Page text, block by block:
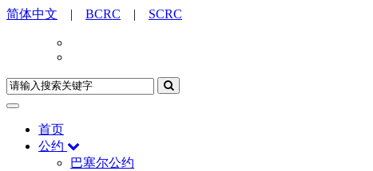
简体中文 | BCRC | SCRC
首页
公约
巴塞尔公约